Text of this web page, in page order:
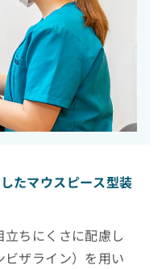
たマウスピース型装
ちにくさに配慮し
ザライン）を用い